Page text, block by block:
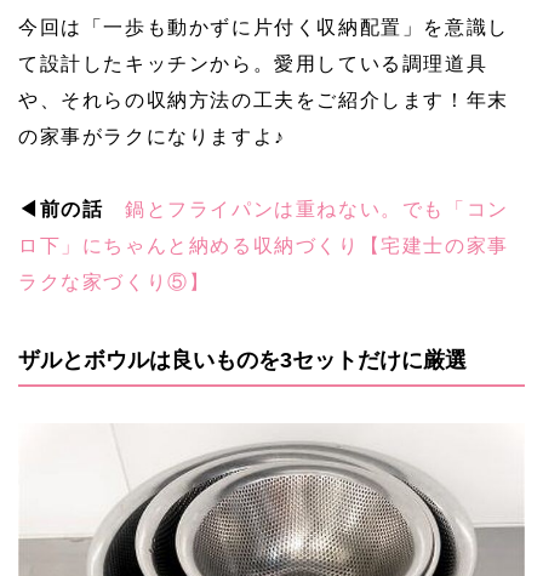
今回は「一歩も動かずに片付く収納配置」を意識し
て設計したキッチンから。愛用している調理道具
や、それらの収納方法の工夫をご紹介します！年末
の家事がラクになりますよ♪
◀前の話 鍋とフライパンは重ねない。でも「コン
ロ下」にちゃんと納める収納づくり【宅建士の家事
ラクな家づくり⑤】
ザルとボウルは良いものを3セットだけに厳選